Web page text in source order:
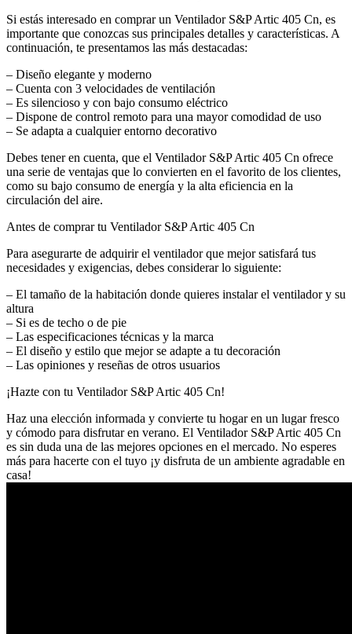
Si estás interesado en comprar un Ventilador S&P Artic 405 Cn, es
importante que conozcas sus principales detalles y características. A
continuación, te presentamos las más destacadas:
– Diseño elegante y moderno
– Cuenta con 3 velocidades de ventilación
– Es silencioso y con bajo consumo eléctrico
– Dispone de control remoto para una mayor comodidad de uso
– Se adapta a cualquier entorno decorativo
Debes tener en cuenta, que el Ventilador S&P Artic 405 Cn ofrece
una serie de ventajas que lo convierten en el favorito de los clientes,
como su bajo consumo de energía y la alta eficiencia en la
circulación del aire.
Antes de comprar tu Ventilador S&P Artic 405 Cn
Para asegurarte de adquirir el ventilador que mejor satisfará tus
necesidades y exigencias, debes considerar lo siguiente:
– El tamaño de la habitación donde quieres instalar el ventilador y su
altura
– Si es de techo o de pie
– Las especificaciones técnicas y la marca
– El diseño y estilo que mejor se adapte a tu decoración
– Las opiniones y reseñas de otros usuarios
¡Hazte con tu Ventilador S&P Artic 405 Cn!
Haz una elección informada y convierte tu hogar en un lugar fresco
y cómodo para disfrutar en verano. El Ventilador S&P Artic 405 Cn
es sin duda una de las mejores opciones en el mercado. No esperes
más para hacerte con el tuyo ¡y disfruta de un ambiente agradable en
casa!